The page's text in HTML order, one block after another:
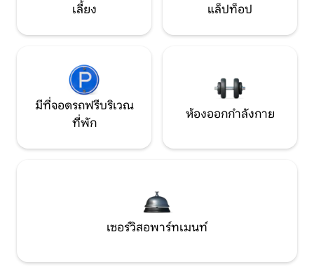
เลี้ยง
แล็ปท็อป
มีที่จอดรถฟรีบริเวณ
ที่พัก
ห้องออกกำลังกาย
เซอร์วิสอพาร์ทเมนท์